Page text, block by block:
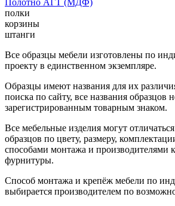
полки
корзины
штанги
Все образцы мебели изготовлены по
проекту в единственном экземпляре.
Образцы имеют названия для их
поиска по сайту, все названия образцов
зарегистрированным товарным знаком.
Все мебельные изделия могут
образцов по цвету, размеру,
способами монтажа и производителями
фурнитуры.
Способ монтажа и крепёж мебели по
выбирается производителем по